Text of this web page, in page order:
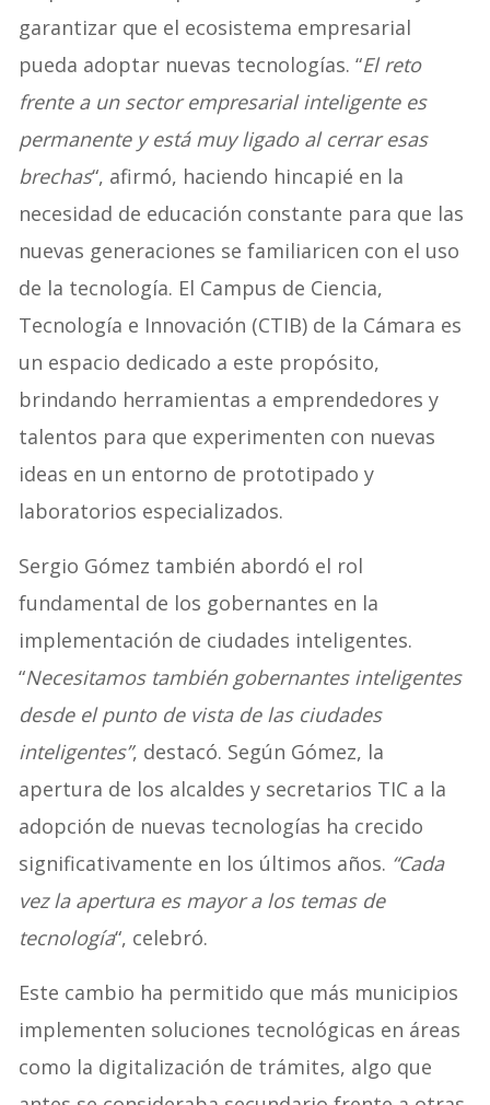
garantizar que el ecosistema empresarial
pueda adoptar nuevas tecnologías. “El reto
frente a un sector empresarial inteligente es
permanente y está muy ligado al cerrar esas
brechas“, afirmó, haciendo hincapié en la
necesidad de educación constante para que las
nuevas generaciones se familiaricen con el uso
de la tecnología. El Campus de Ciencia,
Tecnología e Innovación (CTIB) de la Cámara es
un espacio dedicado a este propósito,
brindando herramientas a emprendedores y
talentos para que experimenten con nuevas
ideas en un entorno de prototipado y
laboratorios especializados.
Sergio Gómez también abordó el rol
fundamental de los gobernantes en la
implementación de ciudades inteligentes.
“Necesitamos también gobernantes inteligentes
desde el punto de vista de las ciudades
inteligentes”, destacó. Según Gómez, la
apertura de los alcaldes y secretarios TIC a la
adopción de nuevas tecnologías ha crecido
significativamente en los últimos años. “Cada
vez la apertura es mayor a los temas de
tecnología“, celebró.
Este cambio ha permitido que más municipios
implementen soluciones tecnológicas en áreas
como la digitalización de trámites, algo que